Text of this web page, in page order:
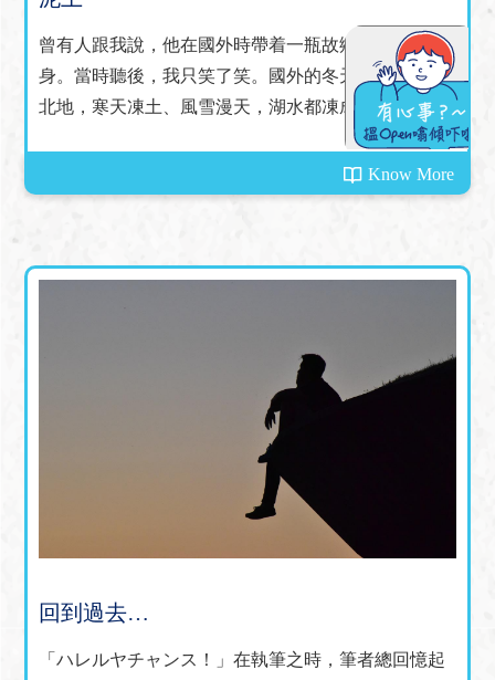
曾有人跟我說，他在國外時帶着一瓶故鄉的泥土在
身。當時聽後，我只笑了笑。國外的冬天很冷，身處
北地，寒天凍土、風雪漫天，湖水都凍成堅冰，門外
積雪等腰齊高。舉目張望，白色一片，白茫茫得彷彿
整個天地都消失了，飄落的雪抽走了世界的聲音，卻
隔不斷寒風的呼嘯。它們帶走了我的心神，不自覺的
Know More
回到過去…
「ハレルヤチャンス！」在執筆之時，筆者總回憶起